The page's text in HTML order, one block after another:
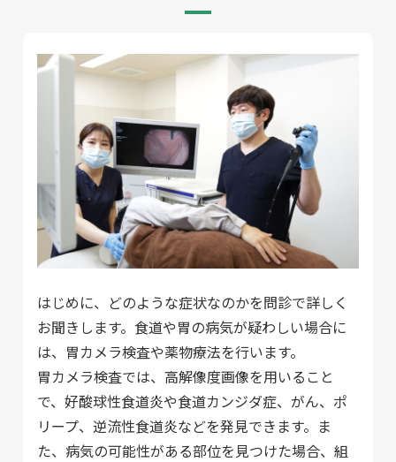
はじめに、どのような症状なのかを問診で詳しく
お聞きします。食道や胃の病気が疑わしい場合に
は、胃カメラ検査や薬物療法を行います。
胃カメラ検査では、高解像度画像を用いること
で、好酸球性食道炎や食道カンジダ症、がん、ポ
リープ、逆流性食道炎などを発見できます。ま
た、病気の可能性がある部位を見つけた場合、組